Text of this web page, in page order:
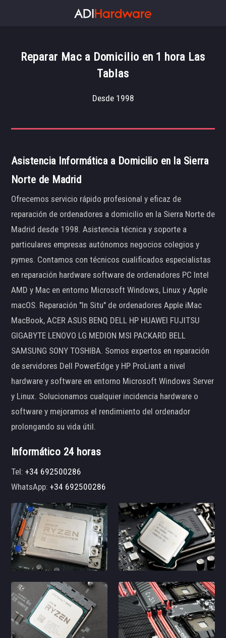
Reparar Mac a Domicilio en 1 hora Las
Tablas
Desde 1998
Asistencia Informática a Domicilio en la Sierra
Norte de Madrid
Ofrecemos servicio rápido profesional y eficaz de
reparación de ordenadores a domicilio en la Sierra Norte de
Madrid desde 1998. Asistencia técnica y soporte a
particulares empresas autónomos negocios colegios y
pymes. Contamos con técnicos cualificados especialistas
en reparación hardware software de ordenadores PC Intel
AMD y Mac en entorno Microsoft Windows, Linux y Apple
macOS. Reparación "In Situ" de ordenadores Apple iMac
MacBook, ACER ASUS BENQ DELL HP HUAWEI FUJITSU
GIGABYTE LENOVO LG MEDION MSI PACKARD BELL
SAMSUNG SONY TOSHIBA. Somos expertos en reparación
de servidores Dell PowerEdge y HP ProLiant a nivel
hardware y software en entorno Microsoft Windows Server
y Linux. Solucionamos cualquier incidencia hardware o
software y mejoramos el rendimiento del ordenador
prolongando su vida útil.
Informático 24 horas
Tel:+34 692500286
WhatsApp:+34 692500286